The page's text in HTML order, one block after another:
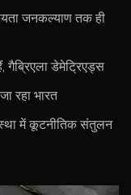
जनकल्याण तक ही
गैब्रिएला डेमेट्रिएड्स
रहा भारत
में कूटनीतिक संतुलन